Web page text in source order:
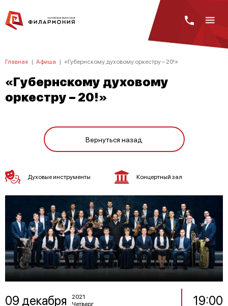
Главная | Афиша | «Губернскому духовому оркестру – 20!»
«Губернскому духовому
оркестру – 20!»
Вернуться назад
09 декабря
2021
Четверг
19:00
Духовые инструменты Концертный зал